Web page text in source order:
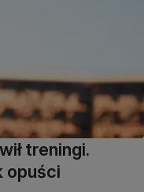
treningi.
opuści